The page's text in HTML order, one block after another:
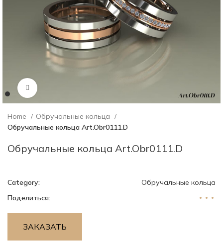
Home
Обручальные кольца
Обручальные кольца Art.Obr0111.D
Обручальные кольца Art.Obr0111.D
Category:
Обручальные кольца
Поделиться:
ЗАКАЗАТЬ